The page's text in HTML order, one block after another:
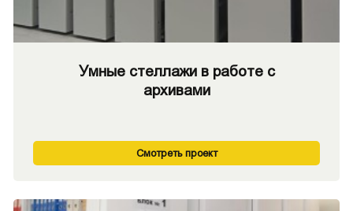
Умные стеллажи в работе с
архивами
Смотреть проект